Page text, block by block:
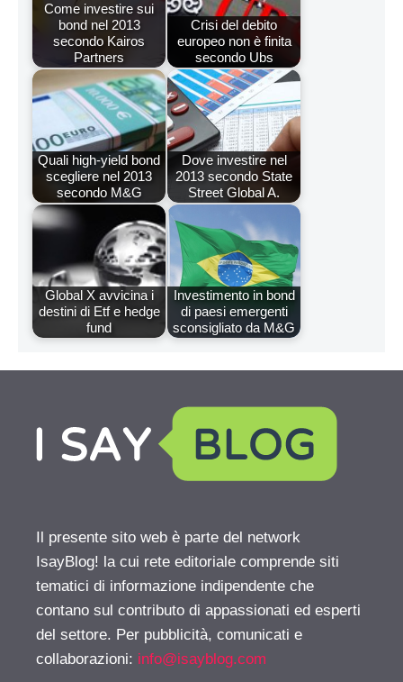
Come investire sui
bond nel 2013
secondo Kairos
Partners
Crisi del debito
europeo non è finita
secondo Ubs
Quali high-yield bond
scegliere nel 2013
secondo M&G
Dove investire nel
2013 secondo State
Street Global A.
Global X avvicina i
destini di Etf e hedge
fund
Investimento in bond
di paesi emergenti
sconsigliato da M&G
Il presente sito web è parte del network
IsayBlog! la cui rete editoriale comprende siti
tematici di informazione indipendente che
contano sul contributo di appassionati ed esperti
del settore. Per pubblicità, comunicati e
collaborazioni: info@isayblog.com